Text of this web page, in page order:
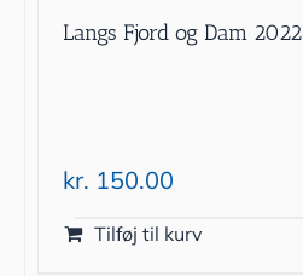
Langs Fjord og Dam 2022
kr. 150.00
Tilføj til kurv